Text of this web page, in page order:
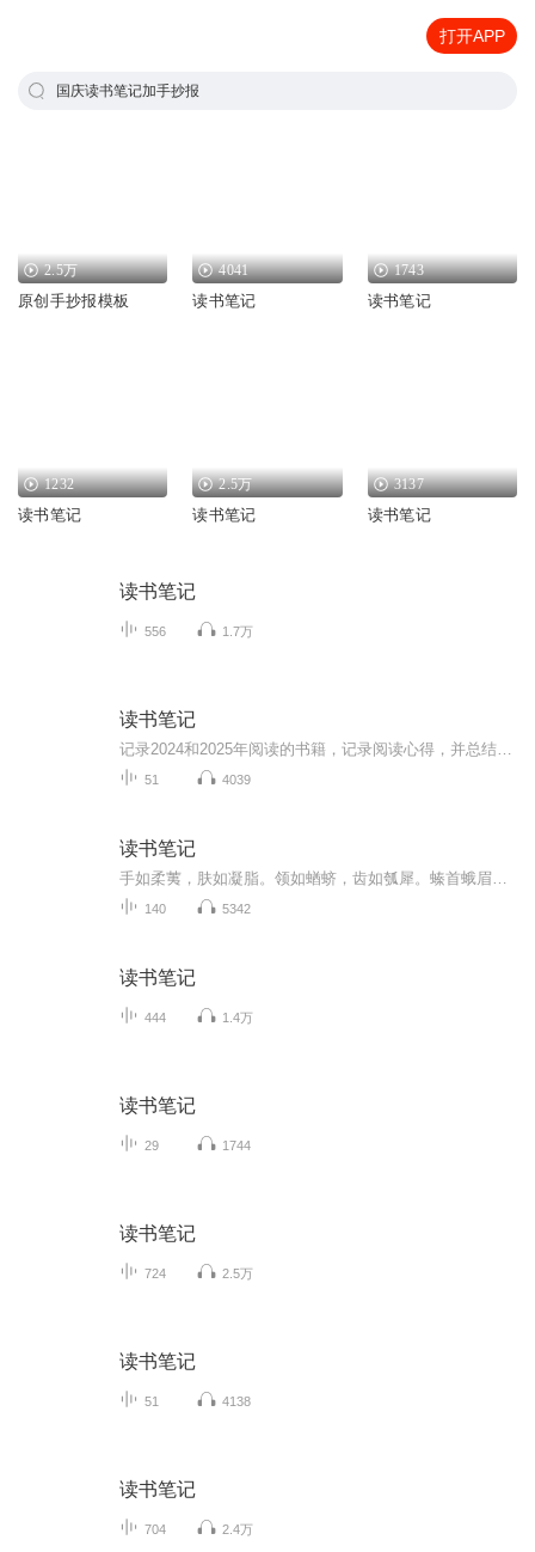
打开APP
国庆读书笔记加手抄报
2.5万
原创手抄报模板
4041
读书笔记
1743
读书笔记
1232
读书笔记
2.5万
读书笔记
3137
读书笔记
读书笔记
556 1.7万
读书笔记
51 4039
读书笔记
140 5342
读书笔记
444 1.4万
读书笔记
29 1744
读书笔记
724 2.5万
读书笔记
51 4138
读书笔记
704 2.4万